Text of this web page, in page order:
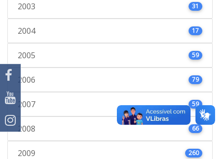
2003 31
2004 17
2005 59
2006 79
2007 59
2008 66
2009 260